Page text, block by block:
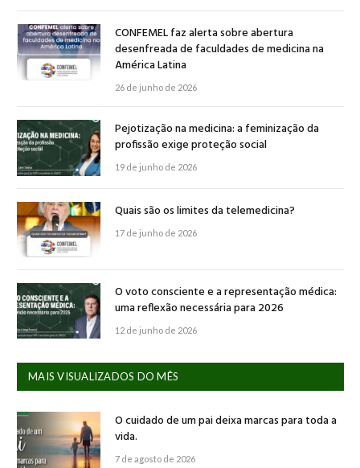
CONFEMEL faz alerta sobre abertura
desenfreada de faculdades de medicina na
América Latina
26 de junho de 2026
Pejotização na medicina: a feminização da
profissão exige proteção social
19 de junho de 2026
Quais são os limites da telemedicina?
17 de junho de 2026
O voto consciente e a representação médica:
uma reflexão necessária para 2026
12 de junho de 2026
MAIS VISUALIZADOS DO MÊS
O cuidado de um pai deixa marcas para toda a
vida.
7 de agosto de 2026